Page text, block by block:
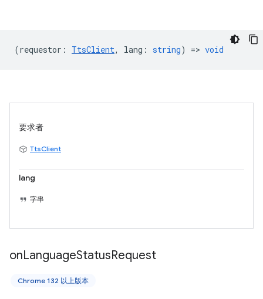
(requestor : TtsClient, lang : string) => void
要求者
TtsClient
lang
字串
onLanguageStatusRequest
Chrome 132 以上版本